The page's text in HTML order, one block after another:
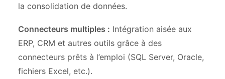
la consolidation de données.
Connecteurs multiples : Intégration aisée aux
ERP, CRM et autres outils grâce à des
connecteurs prêts à l’emploi (SQL Server, Oracle,
fichiers Excel, etc.).